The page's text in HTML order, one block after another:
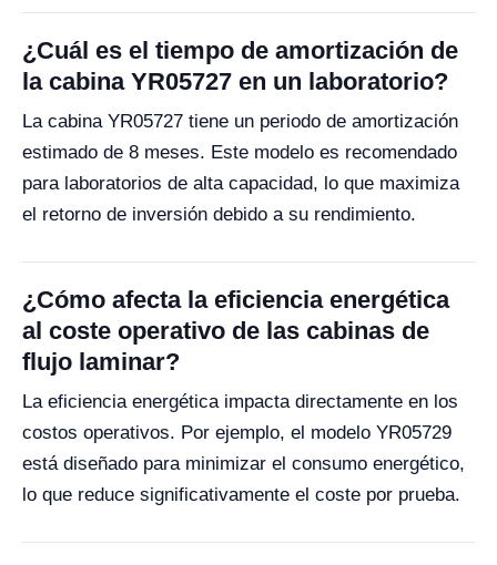
¿Cuál es el tiempo de amortización de
la cabina YR05727 en un laboratorio?
La cabina YR05727 tiene un periodo de amortización
estimado de 8 meses. Este modelo es recomendado
para laboratorios de alta capacidad, lo que maximiza
el retorno de inversión debido a su rendimiento.
¿Cómo afecta la eficiencia energética
al coste operativo de las cabinas de
flujo laminar?
La eficiencia energética impacta directamente en los
costos operativos. Por ejemplo, el modelo YR05729
está diseñado para minimizar el consumo energético,
lo que reduce significativamente el coste por prueba.